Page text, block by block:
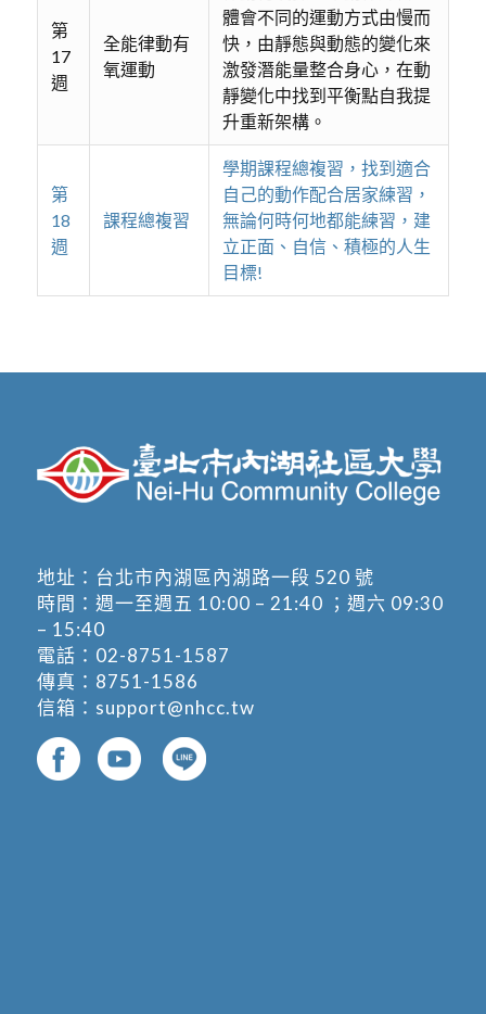
第
17
週
全能律動有
氧運動
體會不同的運動方式由慢而
快，由靜態與動態的變化來
激發潛能量整合身心，在動
靜變化中找到平衡點自我提
升重新架構。
第
18
週
課程總複習
學期課程總複習，找到適合
自己的動作配合居家練習，
無論何時何地都能練習，建
立正面、自信、積極的人生
目標!
地址： 台北市內湖區內湖路一段 520 號
時間：週一至週五 10:00 – 21:40 ；週六 09:30
– 15:40
電話： 02-8751-1587
傳真：8751-1586
信箱： support@nhcc.tw